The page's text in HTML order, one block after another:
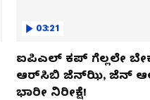
03:21
ಐಪಿಎಲ್ ಕಪ್‌ ಗೆಲ್ಲಲೇ
ಆರ್‌ಸಿಬಿ ಜೆನ್‌ಝಿ, ಜೆನ್‌
ಭಾರೀ ನಿರೀಕ್ಷೆ!